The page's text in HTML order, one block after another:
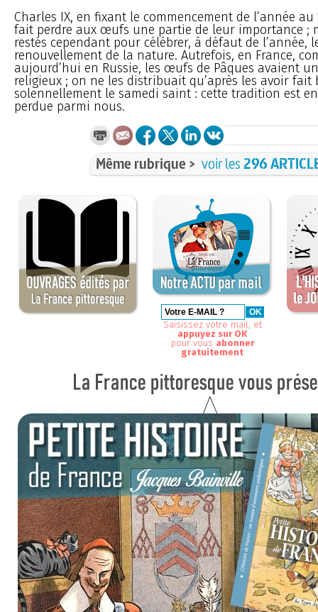
Charles IX, en fixant le commencement de l’année au
fait perdre aux œufs une partie de leur importance ;
restés cependant pour célébrer, à défaut de l’année,
renouvellement de la nature. Autrefois, en France,
aujourd’hui en Russie, les œufs de Pâques avaient
religieux ; on ne les distribuait qu’après les avoir fait
solennellement le samedi saint : cette tradition est
perdue parmi nous.
Même rubrique > voir les296
Saisissez votre mail, et
appuyez sur OK
pour vous abonner
gratuitement